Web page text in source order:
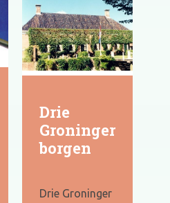
Drie
Groninger
borgen
Drie Groninger